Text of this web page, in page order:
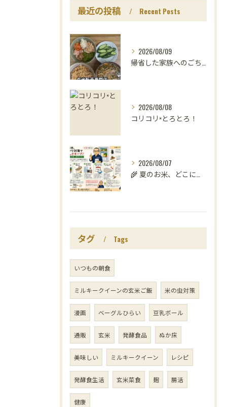
最近の投稿 Recent Posts
2026/08/09
帰省した家族へのごちそうは、
2026/08/08
コリコリ×とろとろ！
2026/08/07
🌾 夏のお米、どこに置いていますか？
タグ Tags
いつもの朝食
ミルキークイーンの玄米ご飯 米の虫対策
漫画 ベーグルひらい 豆乳ボール
通販 玄米 発酵食品 ぬか床
美味しい ミルキークイーン レシピ
発酵食生活 玄米菜食 麹 腸活
健康